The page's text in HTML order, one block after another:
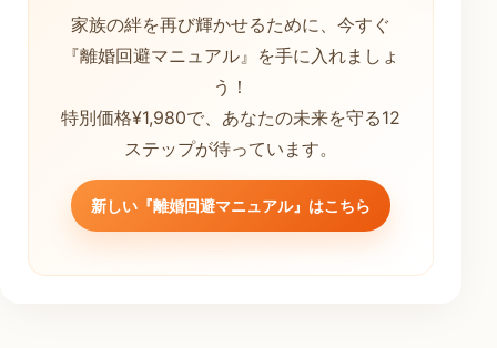
家族の絆を再び輝かせるために、今すぐ
『離婚回避マニュアル』を手に入れましょ
う！
特別価格¥1,980で、あなたの未来を守る12
ステップが待っています。
新しい『離婚回避マニュアル』はこちら